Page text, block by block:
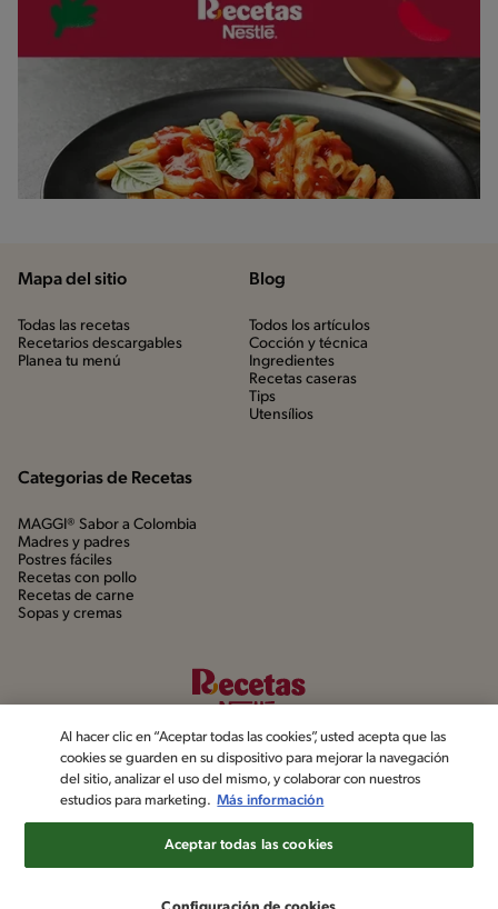
Mapa del sitio
Todas las recetas
Recetarios descargables
Planea tu menú
Blog
Todos los artículos
Cocción y técnica
Ingredientes
Recetas caseras
Tips
Utensílios
Categorias de Recetas
MAGGI® Sabor a Colombia
Madres y padres
Postres fáciles
Recetas con pollo
Recetas de carne
Sopas y cremas
©2022, Nestlé. Marcas registradas por Société dels Produits Nestlé,
Al hacer clic en “Aceptar todas las cookies”, usted acepta que las
cookies se guarden en su dispositivo para mejorar la navegación
del sitio, analizar el uso del mismo, y colaborar con nuestros
estudios para marketing. Más información
Aceptar todas las cookies